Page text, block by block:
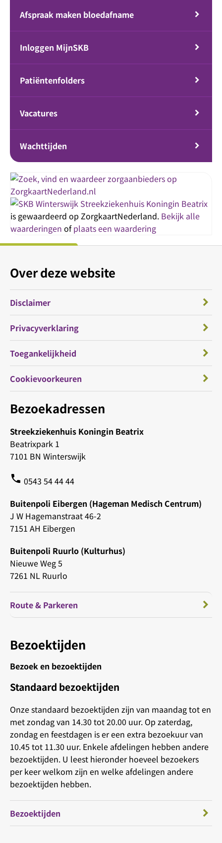
Afspraak maken bloedafname
Inloggen MijnSKB
Patiëntenfolders
Vacatures
Wachttijden
Streekziekenhuis Koningin Beatrix
is gewaardeerd op ZorgkaartNederland. Bekijk alle
waarderingen ofplaats een waardering
Bezoekadressen
Streekziekenhuis Koningin Beatrix
Beatrixpark 1
7101 BN Winterswijk
phone 0543 54 44 44
Buitenpoli Eibergen (Hageman Medisch Centrum)
J W Hagemanstraat 46-2
7151 AH Eibergen
Buitenpoli Ruurlo (Kulturhus)
Nieuwe Weg 5
7261 NL Ruurlo
Route & Parkeren
Bezoektijden
Bezoek en bezoektijden
Standaard bezoektijden
Onze standaard bezoektijden zijn van maandag tot en
met zondag van 14.30 tot 20.00 uur. Op zaterdag,
zondag en feestdagen is er een extra bezoekuur van
10.45 tot 11.30 uur. Enkele afdelingen hebben andere
bezoektijden. U leest hieronder hoeveel bezoekers
per keer welkom zijn en welke afdelingen andere
bezoektijden hebben.
Bezoektijden
Over deze website
Disclaimer
Privacyverklaring
Toegankelijkheid
Cookievoorkeuren